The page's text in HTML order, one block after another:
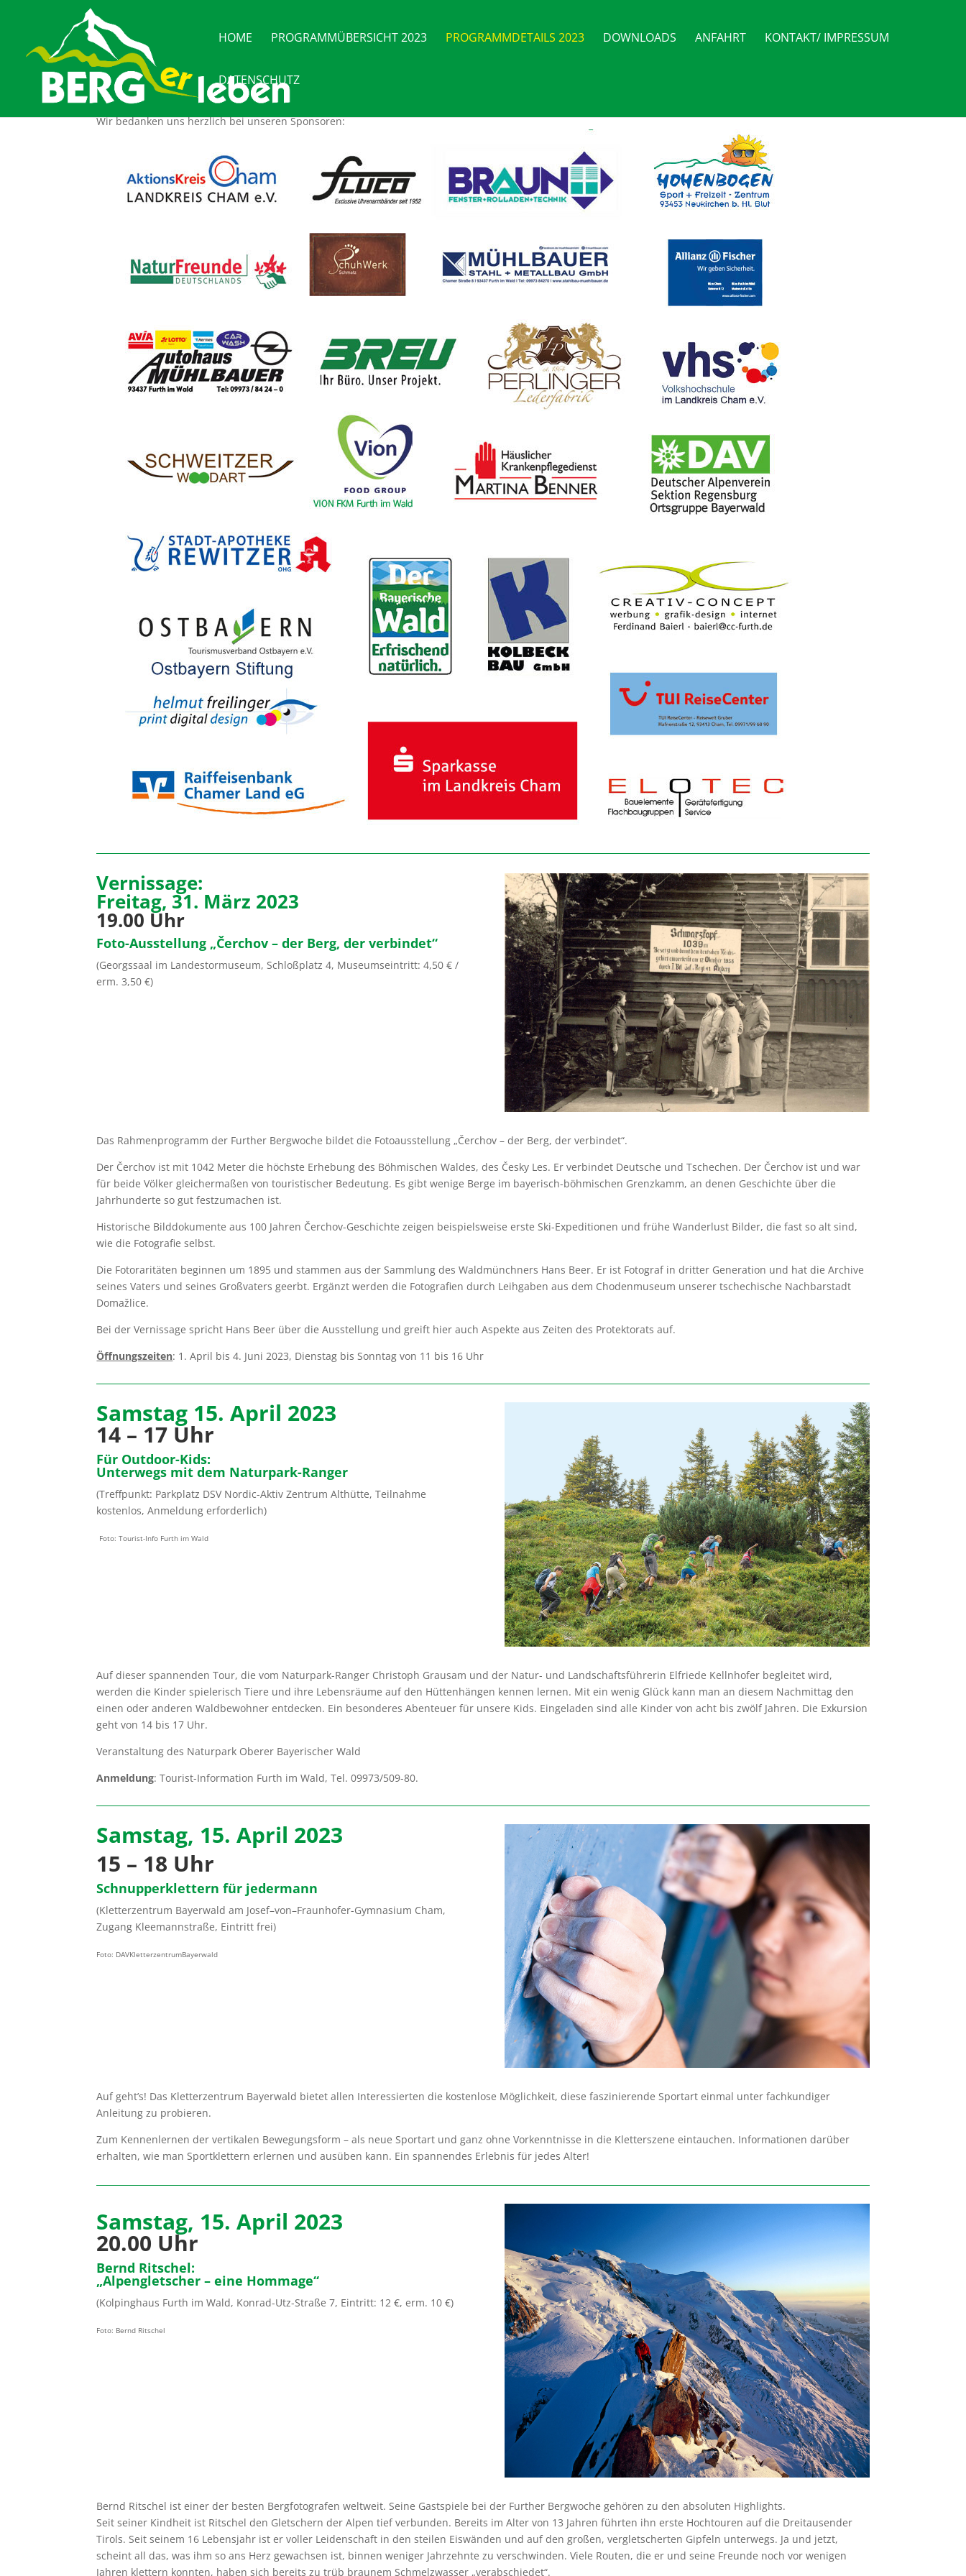
HOME PROGRAMMÜBERSICHT 2023 PROGRAMMDETAILS 2023 DOWNLOADS ANFAHRT KONTAKT/ IMPRESSUM
DATENSCHUTZ
Wir bedanken uns herzlich bei unseren Sponsoren:
Vernissage:
Freitag, 31. März 2023
19.00 Uhr
Foto-Ausstellung „Čerchov – der Berg, der verbindet“
(Georgssaal im Landestormuseum, Schloßplatz 4, Museumseintritt: 4,50 € /
erm. 3,50 €)
Das Rahmenprogramm der Further Bergwoche bildet die Fotoausstellung „Čerchov – der Berg, der verbindet“.
Der Čerchov ist mit 1042 Meter die höchste Erhebung des Böhmischen Waldes, des Česky Les. Er verbindet Deutsche und Tschechen. Der Čerchov ist und war
für beide Völker gleichermaßen von touristischer Bedeutung. Es gibt wenige Berge im bayerisch-böhmischen Grenzkamm, an denen Geschichte über die
Jahrhunderte so gut festzumachen ist.
Historische Bilddokumente aus 100 Jahren Čerchov-Geschichte zeigen beispielsweise erste Ski-Expeditionen und frühe Wanderlust Bilder, die fast so alt sind,
wie die Fotografie selbst.
Die Fotoraritäten beginnen um 1895 und stammen aus der Sammlung des Waldmünchners Hans Beer. Er ist Fotograf in dritter Generation und hat die Archive
seines Vaters und seines Großvaters geerbt. Ergänzt werden die Fotografien durch Leihgaben aus dem Chodenmuseum unserer tschechische Nachbarstadt
Domažlice.
Bei der Vernissage spricht Hans Beer über die Ausstellung und greift hier auch Aspekte aus Zeiten des Protektorats auf.
Öffnungszeiten: 1. April bis 4. Juni 2023, Dienstag bis Sonntag von 11 bis 16 Uhr
Samstag 15. April 2023
14 – 17 Uhr
Für Outdoor-Kids:
Unterwegs mit dem Naturpark-Ranger
(Treffpunkt: Parkplatz DSV Nordic-Aktiv Zentrum Althütte, Teilnahme
kostenlos, Anmeldung erforderlich)
Foto: Tourist-Info Furth im Wald
Auf dieser spannenden Tour, die vom Naturpark-Ranger Christoph Grausam und der Natur- und Landschaftsführerin Elfriede Kellnhofer begleitet wird,
werden die Kinder spielerisch Tiere und ihre Lebensräume auf den Hüttenhängen kennen lernen. Mit ein wenig Glück kann man an diesem Nachmittag den
einen oder anderen Waldbewohner entdecken. Ein besonderes Abenteuer für unsere Kids. Eingeladen sind alle Kinder von acht bis zwölf Jahren. Die Exkursion
geht von 14 bis 17 Uhr.
Veranstaltung des Naturpark Oberer Bayerischer Wald
Anmeldung: Tourist-Information Furth im Wald, Tel. 09973/509-80.
Samstag, 15. April 2023
15 – 18 Uhr
Schnupperklettern für jedermann
(Kletterzentrum Bayerwald am Josef–von–Fraunhofer-Gymnasium Cham,
Zugang Kleemannstraße, Eintritt frei)
Foto: DAVKletterzentrumBayerwald
Auf geht’s! Das Kletterzentrum Bayerwald bietet allen Interessierten die kostenlose Möglichkeit, diese faszinierende Sportart einmal unter fachkundiger
Anleitung zu probieren.
Zum Kennenlernen der vertikalen Bewegungsform – als neue Sportart und ganz ohne Vorkenntnisse in die Kletterszene eintauchen. Informationen darüber
erhalten, wie man Sportklettern erlernen und ausüben kann. Ein spannendes Erlebnis für jedes Alter!
Samstag, 15. April 2023
20.00 Uhr
Bernd Ritschel:
„Alpengletscher – eine Hommage“
(Kolpinghaus Furth im Wald, Konrad-Utz-Straße 7, Eintritt: 12 €, erm. 10 €)
Foto: Bernd Ritschel
Bernd Ritschel ist einer der besten Bergfotografen weltweit. Seine Gastspiele bei der Further Bergwoche gehören zu den absoluten Highlights.
Seit seiner Kindheit ist Ritschel den Gletschern der Alpen tief verbunden. Bereits im Alter von 13 Jahren führten ihn erste Hochtouren auf die Dreitausender
Tirols. Seit seinem 16 Lebensjahr ist er voller Leidenschaft in den steilen Eiswänden und auf den großen, vergletscherten Gipfeln unterwegs. Ja und jetzt,
scheint all das, was ihm so ans Herz gewachsen ist, binnen weniger Jahrzehnte zu verschwinden. Viele Routen, die er und seine Freunde noch vor wenigen
Jahren klettern konnten, haben sich bereits zu trüb braunem Schmelzwasser „verabschiedet“.